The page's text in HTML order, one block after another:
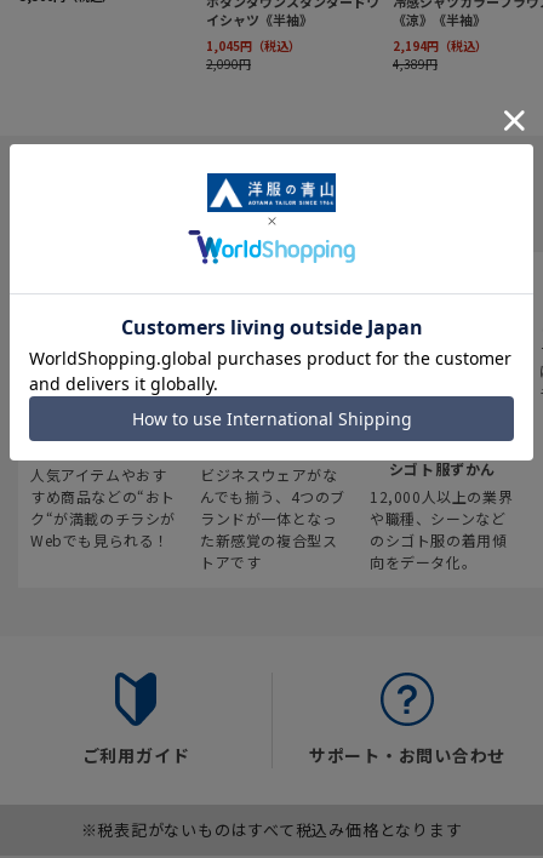
INFORMATION
最新のお買い得情報
人気アイテムやおす
すめ商品などの“おト
ク“が満載のチラシが
Webでも見られる！
スーツスクエア
ビジネスウェアがな
んでも揃う、4つのブ
ランドが一体となっ
た新感覚の複合型ス
トアです
みんなの
シゴト服ずかん
12,000人以上の業界
や職種、シーンなど
のシゴト服の着用傾
向をデータ化。
ご利用ガイド サポート・お問い合わせ
※税表記がないものはすべて税込み価格となります